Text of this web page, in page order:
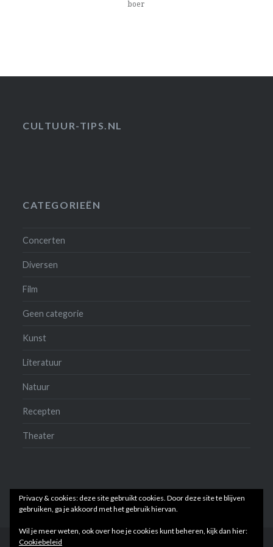
boer
CULTUUR-TIPS.NL
CATEGORIEËN
Concerten
Diversen
Film
Geen categorie
Kunst
Literatuur
Natuur
Recepten
Theater
Privacy & cookies: deze site gebruikt cookies. Door deze site te blijven
gebruiken, ga je akkoord met het gebruik hiervan.
Wil je meer weten, ook over hoe je cookies kunt beheren, kijk dan hier:
Cookiebeleid